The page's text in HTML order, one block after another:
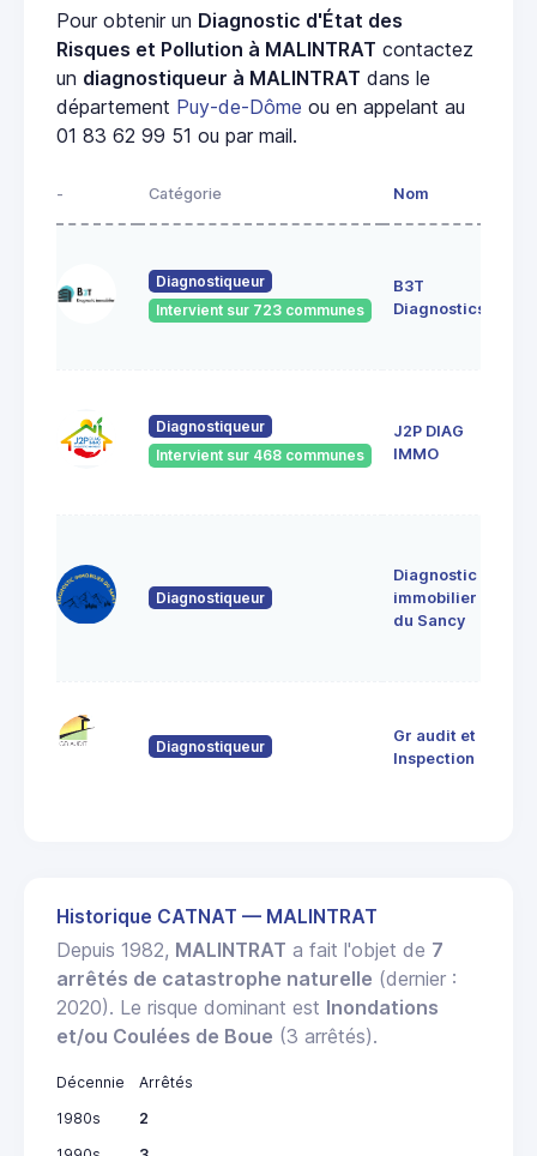
Pour obtenir un Diagnostic d'État des
Risques et Pollution à MALINTRAT contactez
un diagnostiqueur à MALINTRAT dans le
département Puy-de-Dôme ou en appelant au
01 83 62 99 51 ou par mail.
- Catégorie Nom
Diagnostiqueur
Intervient sur 723 communes
B3T
Diagnostics
Diagnostiqueur
Intervient sur 468 communes
J2P DIAG
IMMO
Diagnostiqueur
Diagnostic
immobilier
du Sancy
Diagnostiqueur
Gr audit et
Inspection
Historique CATNAT — MALINTRAT
Depuis 1982, MALINTRAT a fait l'objet de 7
arrêtés de catastrophe naturelle (dernier :
2020). Le risque dominant est Inondations
et/ou Coulées de Boue (3 arrêtés).
Décennie
Arrêtés
1980s
2